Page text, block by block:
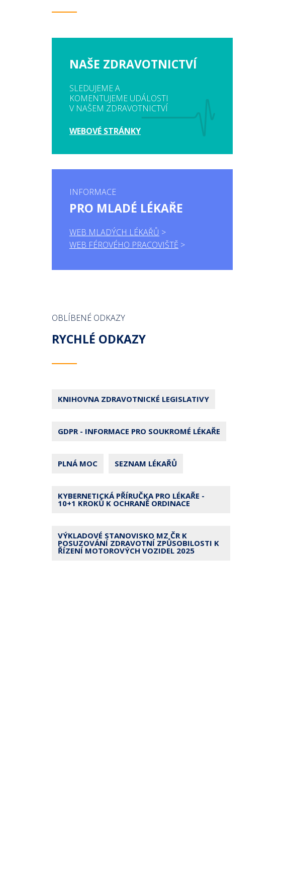
NAŠE ZDRAVOTNICTVÍ
SLEDUJEME A
KOMENTUJEME UDÁLOSTI
V NAŠEM ZDRAVOTNICTVÍ
WEBOVÉ STRÁNKY
INFORMACE
PRO MLADÉ LÉKAŘE
WEB MLADÝCH LÉKAŘŮ
WEB FÉROVÉHO PRACOVIŠTĚ
OBLÍBENÉ ODKAZY
RYCHLÉ ODKAZY
KNIHOVNA ZDRAVOTNICKÉ LEGISLATIVY
GDPR - INFORMACE PRO SOUKROMÉ LÉKAŘE
PLNÁ MOC SEZNAM LÉKAŘŮ
KYBERNETICKÁ PŘÍRUČKA PRO LÉKAŘE -
10+1 KROKŮ K OCHRANĚ ORDINACE
VÝKLADOVÉ STANOVISKO MZ ČR K
POSUZOVÁNÍ ZDRAVOTNÍ ZPŮSOBILOSTI K
ŘÍZENÍ MOTOROVÝCH VOZIDEL 2025